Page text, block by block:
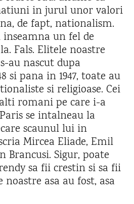
in jurul unor valori
de fapt, nationalism.
un fel de
Fals. Elitele noastre
au nascut dupa
si pana in 1947, toate au
si religioase. Cei
romani pe care i-a
se intalneau la
scaunul lui in
Mircea Eliade, Emil
Brancusi. Sigur, poate
sa fii crestin si sa fii
asa au fost, asa